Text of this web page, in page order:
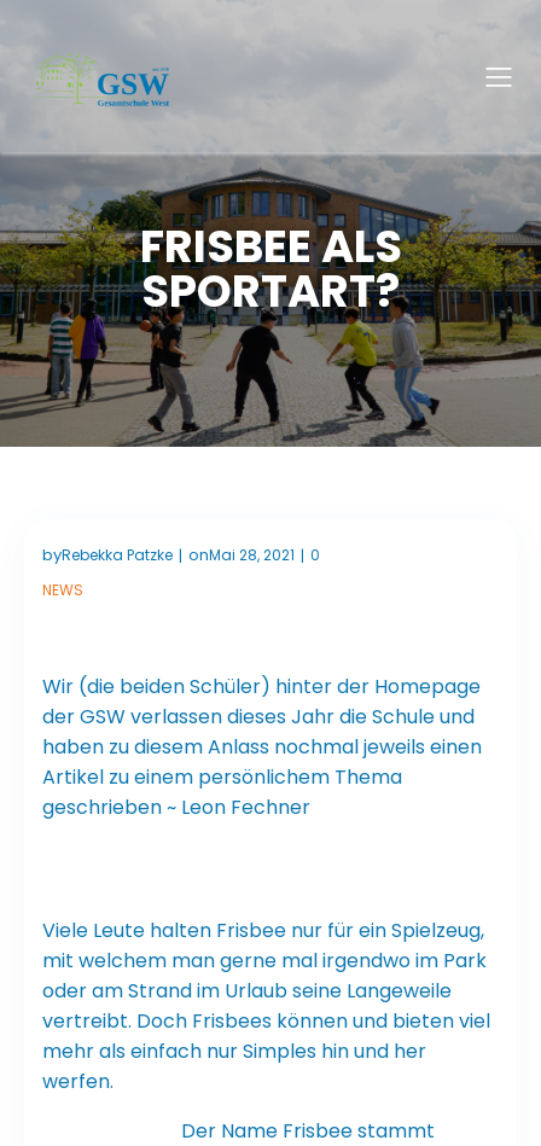
FRISBEE ALS
SPORTART?
byRebekka Patzke | onMai 28, 2021 | 0
NEWS
Wir (die beiden Schüler) hinter der Homepage
der GSW verlassen dieses Jahr die Schule und
haben zu diesem Anlass nochmal jeweils einen
Artikel zu einem persönlichem Thema
geschrieben ~ Leon Fechner
Viele Leute halten Frisbee nur für ein Spielzeug,
mit welchem man gerne mal irgendwo im Park
oder am Strand im Urlaub seine Langeweile
vertreibt. Doch Frisbees können und bieten viel
mehr als einfach nur Simples hin und her
werfen.
Der Name Frisbee stammt